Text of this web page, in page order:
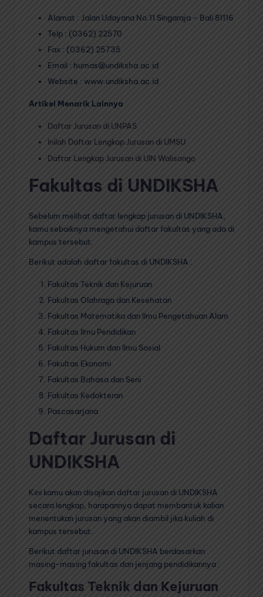
Alamat : Jalan Udayana No.11 Singaraja – Bali 81116
Telp : (0362) 22570
Fax : (0362) 25735
Email : humas@undiksha.ac.id
Website : www.undiksha.ac.id
Artikel Menarik Lainnya
Daftar Jurusan di UNPAS
Inilah Daftar Lengkap Jurusan di UMSU
Daftar Lengkap Jurusan di UIN Walisongo
Fakultas di UNDIKSHA
Sebelum melihat daftar lengkap jurusan di UNDIKSHA,
kamu sebaiknya mengetahui daftar fakultas yang ada di
kampus tersebut.
Berikut adalah daftar fakultas di UNDIKSHA :
Fakultas Teknik dan Kejuruan
Fakultas Olahraga dan Kesehatan
Fakultas Matematika dan Ilmu Pengetahuan Alam
Fakultas Ilmu Pendidikan
Fakultas Hukum dan Ilmu Sosial
Fakultas Ekonomi
Fakultas Bahasa dan Seni
Fakultas Kedokteran
Pascasarjana
Daftar Jurusan di
UNDIKSHA
Kini kamu akan disajikan daftar jurusan di UNDIKSHA
secara lengkap, harapannya dapat membantuk kalian
menentukan jurusan yang akan diambil jika kuliah di
kampus tersebut.
Berikut daftar jurusan di UNDIKSHA berdasarkan
masing-masing fakultas dan jenjang pendidikannya :
Fakultas Teknik dan Kejuruan